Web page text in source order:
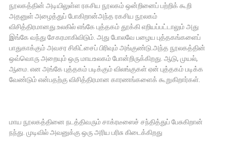
நூலகத்தின் அடியிலுள்ள ரகசிய நூலகம் ஒன்றினைப் பற்றிக் கூறி
அதனுள் அழைத்துப் போகிறான்அந்த ரகசிய நூலகம்
விசித்திரமானது.உலகில் எங்கே புத்தகம் தூக்கி எறியப்பட்டாலும் அது
இங்கே வந்து சேகரமாகிவிடும். அது போலவே பழைய புத்தகங்களைப்
பாதுகாக்கும் அவசர சிகிட்சைப் பிரிவும் அங்குண்டு.அந்த நூலகத்தின்
ஒவ்வொரு அறையும் ஒரு மாயஉலகம் போன்றிருக்கிறது. ஆடு, முயல்,
ஆமை. என அங்கே புத்தகம் படிக்கும் விலங்குகள் ஏன் புத்தகம் படிக்க
வேண்டும் என்பதற்கு விசித்திரமான காரணங்களைக் கூறுகிறார்கள்.
மாய நூலகத்தினை நடத்திவரும் சாக்ரடீஸைச் சந்தித்துப் பேசுகிறான்
நந்து. முடிவில் அவனுக்கு ஒரு அரிய பரிசு கிடைக்கிறது